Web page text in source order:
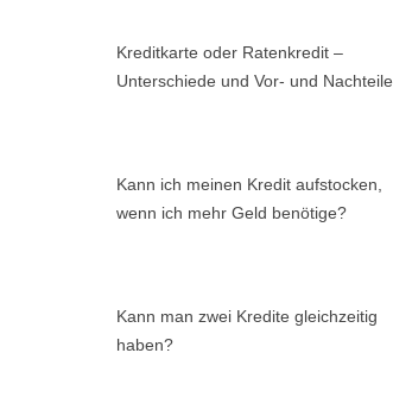
Kreditkarte oder Ratenkredit –
Unterschiede und Vor- und Nachteile
Kann ich meinen Kredit aufstocken,
wenn ich mehr Geld benötige?
Kann man zwei Kredite gleichzeitig
haben?